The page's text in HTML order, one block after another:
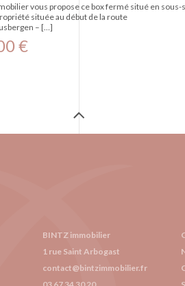
vous propose ce box fermé situé en sous-
située au début de la route
– […]
€
BINTZ immobilier
1 rue Saint Arbogast
contact@bintzimmobilier.fr